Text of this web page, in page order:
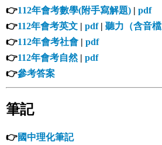
👉112年會考數學(附手寫解題) | pdf
👉112年會考英文 | pdf| 聽力（含音檔
👉112年會考社會 | pdf
👉112年會考自然| pdf
👉參考答案
筆記
👉國中理化筆記